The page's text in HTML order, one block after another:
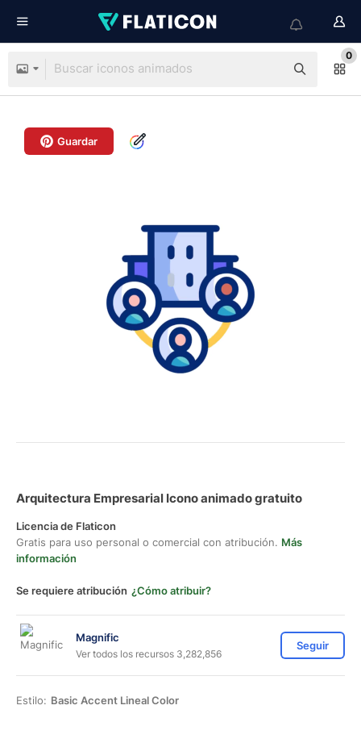
0
Guardar
Arquitectura Empresarial Icono animado gratuito
Licencia de Flaticon
Gratis para uso personal o comercial con atribución. Más
información
Se requiere atribución ¿Cómo atribuir?
Magnific
Ver todos los recursos 3,282,856
Seguir
Estilo: Basic Accent Lineal Color